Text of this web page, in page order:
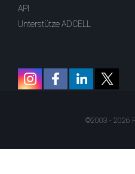
API
Unterstütze ADCELL
©2003 - 2026